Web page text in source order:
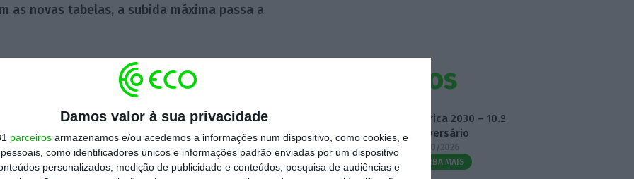
Damos valor à sua privacidade
parceiros armazenamos e/ou acedemos a informações num dispositivo, como cookies, e
como identificadores únicos e informações padrão enviadas por um dispositivo
personalizados, medição de publicidade e conteúdos, pesquisa de audiências e
as novas tabelas, a subida máxima passa a
dos patrões, nenhum desses valores é
ao momento atual da economia. Ao ECO, o
Confederação do Comércio e Serviços de
diz que há setores onde um aumento
problema, mashá outros que “vão ter muita
Eventos
Fábrica 2030 – 10.º
Aniversário
14/10/2026
SAIBA MAIS